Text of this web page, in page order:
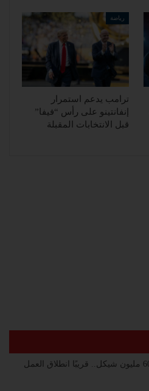
رياضة
ترامب يدعم استمرار
إنفانتينو على رأس “فيفا”
قبل الانتخابات المقبلة
استثمار بقيمة 600 مليون شيكل.. قريبًا انطلاق العمل